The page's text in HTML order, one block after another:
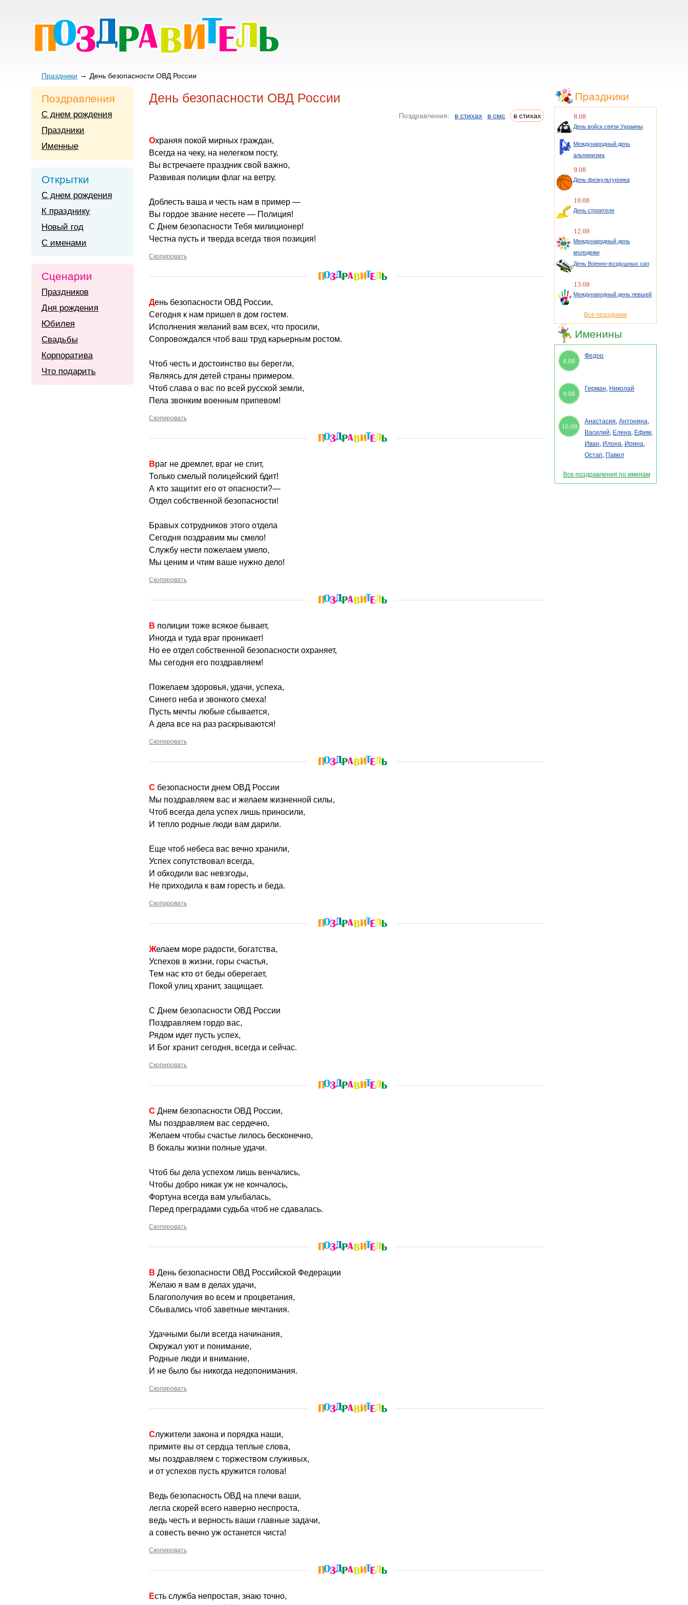
Праздники День безопасности ОВД России
День безопасности ОВД России
Поздравления: в стихах в смс в стихах
Охраняя покой мирных граждан,
Всегда на чеку, на нелегком посту,
Вы встречаете праздник свой важно,
Развивая полиции флаг на ветру.
Доблесть ваша и честь нам в пример —
Вы гордое звание несете — Полиция!
С Днем безопасности Тебя милиционер!
Честна пусть и тверда всегда твоя позиция!
Скопировать
День безопасности ОВД России,
Сегодня к нам пришел в дом гостем.
Исполнения желаний вам всех, что просили,
Сопровождался чтоб ваш труд карьерным ростом.
Чтоб честь и достоинство вы берегли,
Являясь для детей страны примером.
Чтоб слава о вас по всей русской земли,
Пела звонким военным припевом!
Скопировать
Враг не дремлет, враг не спит,
Только смелый полицейский бдит!
А кто защитит его от опасности?—
Отдел собственной безопасности!
Бравых сотрудников этого отдела
Сегодня поздравим мы смело!
Службу нести пожелаем умело,
Мы ценим и чтим ваше нужно дело!
Скопировать
В полиции тоже всякое бывает,
Иногда и туда враг проникает!
Но ее отдел собственной безопасности охраняет,
Мы сегодня его поздравляем!
Пожелаем здоровья, удачи, успеха,
Синего неба и звонкого смеха!
Пусть мечты любые сбывается,
А дела все на раз раскрываются!
Скопировать
С безопасности днем ОВД России
Мы поздравляем вас и желаем жизненной силы,
Чтоб всегда дела успех лишь приносили,
И тепло родные люди вам дарили.
Еще чтоб небеса вас вечно хранили,
Успех сопутствовал всегда,
И обходили вас невзгоды,
Не приходила к вам горесть и беда.
Скопировать
Желаем море радости, богатства,
Успехов в жизни, горы счастья,
Тем нас кто от беды оберегает,
Покой улиц хранит, защищает.
С Днем безопасности ОВД России
Поздравляем гордо вас,
Рядом идет пусть успех,
И Бог хранит сегодня, всегда и сейчас.
Скопировать
С Днем безопасности ОВД России,
Мы поздравляем вас сердечно,
Желаем чтобы счастье лилось бесконечно,
В бокалы жизни полные удачи.
Чтоб бы дела успехом лишь венчались,
Чтобы добро никак уж не кончалось,
Фортуна всегда вам улыбалась,
Перед преградами судьба чтоб не сдавалась.
Скопировать
В День безопасности ОВД Российской Федерации
Желаю я вам в делах удачи,
Благополучия во всем и процветания,
Сбывались чтоб заветные мечтания.
Удачными были всегда начинания,
Окружал уют и понимание,
Родные люди и внимание,
И не было бы никогда недопонимания.
Скопировать
Служители закона и порядка наши,
примите вы от сердца теплые слова,
мы поздравляем с торжеством служивых,
и от успехов пусть кружится голова!
Ведь безопасность ОВД на плечи ваши,
легла скорей всего наверно неспроста,
ведь честь и верность ваши главные задачи,
а совесть вечно уж останется чиста!
Скопировать
Есть служба непростая, знаю точно,
Поздравления
С днем рождения
Праздники
Именные
Открытки
С днем рождения
К празднику
Новый год
С именами
Сценарии
Праздников
Дня рождения
Юбилея
Свадьбы
Корпоратива
Что подарить
Праздники
8.08
День войск связи Украины
Международный день
альпинизма
9.08
День физкультурника
10.08
День строителя
12.08
Международный день
молодежи
День Военно-воздушных сил
13.08
Международный день левшей
Все праздники
Именины
8.08
Федор
9.08
Герман, Николай
10.08
Анастасия, Антонина,
Василий, Елена, Ефим,
Иван, Илона, Ирина,
Остап, Павел
Все поздравления по именам